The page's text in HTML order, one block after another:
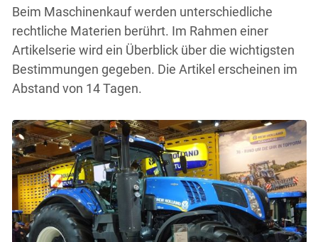
Beim Maschinenkauf werden unterschiedliche
rechtliche Materien berührt. Im Rahmen einer
Artikelserie wird ein Überblick über die wichtigsten
Bestimmungen gegeben. Die Artikel erscheinen im
Abstand von 14 Tagen.